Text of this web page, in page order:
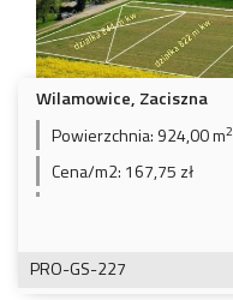
Wilamowice, Zaciszna
Powierzchnia: 924,00 m2
Cena/m2: 167,75 zł
PRO-GS-227